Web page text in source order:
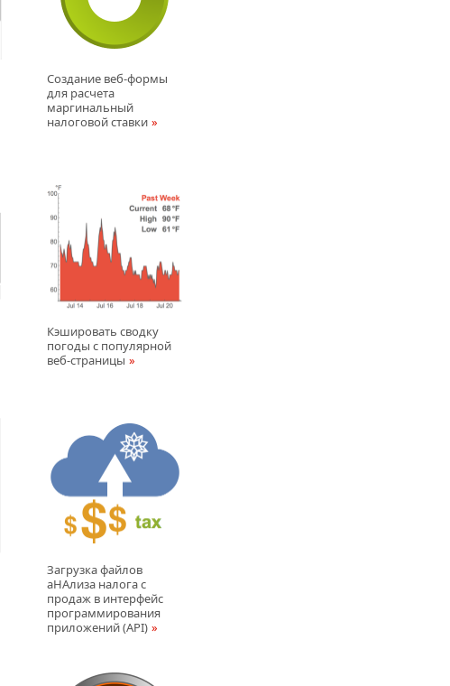
Создание веб-формы
для расчета
маргинальный
налоговой ставки
Кэшировать сводкy
погоды с популярной
веб-страницы
Загрузка файлов
аНАлиза налога с
продаж в интерфейс
программирования
приложений (АPI)